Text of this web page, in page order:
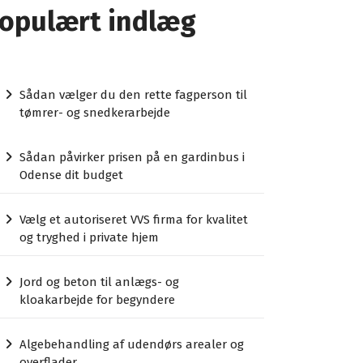
indlæg
Sådan vælger du den rette fagperson til
tømrer- og snedkerarbejde
Sådan påvirker prisen på en gardinbus i
Odense dit budget
Vælg et autoriseret VVS firma for kvalitet
og tryghed i private hjem
Jord og beton til anlægs- og
kloakarbejde for begyndere
Algebehandling af udendørs arealer og